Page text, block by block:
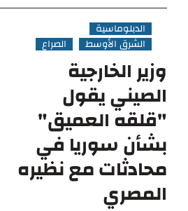
الدبلوماسية
الشرق الأوسط
الصراع
وزير الخارجية
الصيني يقول
"قلقه العميق"
بشأن سوريا في
محادثات مع نظيره
المصري